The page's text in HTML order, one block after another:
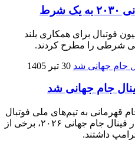
فوتبال برای همکاری بلند
شرطی را مطرح کردند.
30 تیر 1405
جام جهانی شد
قهرمانی به تیم‌های ملی فوتبال
اسپانیا و آرژانتین پس از پایان دیدار فینال جام جهانی ۲۰۲۶، برخی از
داشتند.